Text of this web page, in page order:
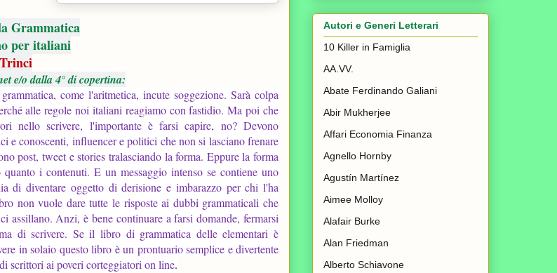
Grammatica
per italiani
e/o dalla 4° di copertina:
come l'aritmetica, incute soggezione. Sarà colpa
alle regole noi italiani reagiamo con fastidio. Ma poi che
nello scrivere, l'importante è farsi capire, no? Devono
e conoscenti, influencer e politici che non si lasciano frenare
post, tweet e stories tralasciando la forma. Eppure la forma
i contenuti. E un messaggio intenso se contiene uno
di diventare oggetto di derisione e imbarazzo per chi l'ha
non vuole dare tutte le risposte ai dubbi grammaticali che
assillano. Anzi, è bene continuare a farsi domande, fermarsi
di scrivere. Se il libro di grammatica delle elementari è
in solaio questo libro è un prontuario semplice e divertente
scrittori ai poveri corteggiatori on line.
Autori e Generi Letterari
10 Killer in Famiglia
AA.VV.
Abate Ferdinando Galiani
Abir Mukherjee
Affari Economia Finanza
Agnello Hornby
Agustín Martínez
Aimee Molloy
Alafair Burke
Alan Friedman
Alberto Schiavone